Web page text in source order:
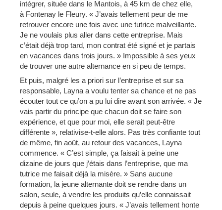
intégrer, située dans le Mantois, à 45 km de chez elle,
à Fontenay le Fleury. « J’avais tellement peur de me
retrouver encore une fois avec une tutrice malveillante.
Je ne voulais plus aller dans cette entreprise. Mais
c’était déjà trop tard, mon contrat été signé et je partais
en vacances dans trois jours. » Impossible à ses yeux
de trouver une autre alternance en si peu de temps.
Et puis, malgré les a priori sur l’entreprise et sur sa
responsable, Layna a voulu tenter sa chance et ne pas
écouter tout ce qu’on a pu lui dire avant son arrivée. « Je
vais partir du principe que chacun doit se faire son
expérience, et que pour moi, elle serait peut-être
différente », relativise-t-elle alors. Pas très confiante tout
de même, fin août, au retour des vacances, Layna
commence. « C’est simple, ça faisait à peine une
dizaine de jours que j’étais dans l’entreprise, que ma
tutrice me faisait déjà la misère. » Sans aucune
formation, la jeune alternante doit se rendre dans un
salon, seule, à vendre les produits qu’elle connaissait
depuis à peine quelques jours. « J’avais tellement honte